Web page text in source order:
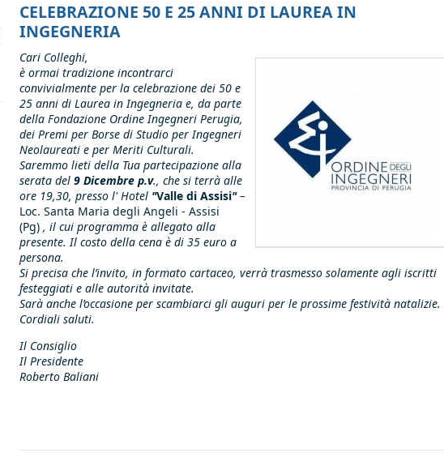
CELEBRAZIONE 50 E 25 ANNI DI LAUREA IN
INGEGNERIA
Cari Colleghi,
è ormai tradizione incontrarci
convivialmente per la celebrazione dei 50 e
25 anni di Laurea in Ingegneria e, da parte
della Fondazione Ordine Ingegneri Perugia,
dei Premi per Borse di Studio per Ingegneri
Neolaureati e per Meriti Culturali.
Saremmo lieti della Tua partecipazione alla
serata del 9 Dicembre p.v., che si terrà alle
ore 19,30, presso l' Hotel "Valle di Assisi"–
Loc. Santa Maria degli Angeli - Assisi
(Pg) , il cui programma è allegato alla
presente. Il costo della cena è di 35 euro a
persona.
Si precisa che l’invito, in formato cartaceo, verrà trasmesso solamente agli iscritti
festeggiati e alle autorità invitate.
Sarà anche l’occasione per scambiarci gli auguri per le prossime festività natalizie.
Cordiali saluti.
Il Consiglio
Il Presidente
Roberto Baliani